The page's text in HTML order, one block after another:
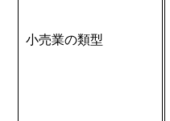
小売業の類型